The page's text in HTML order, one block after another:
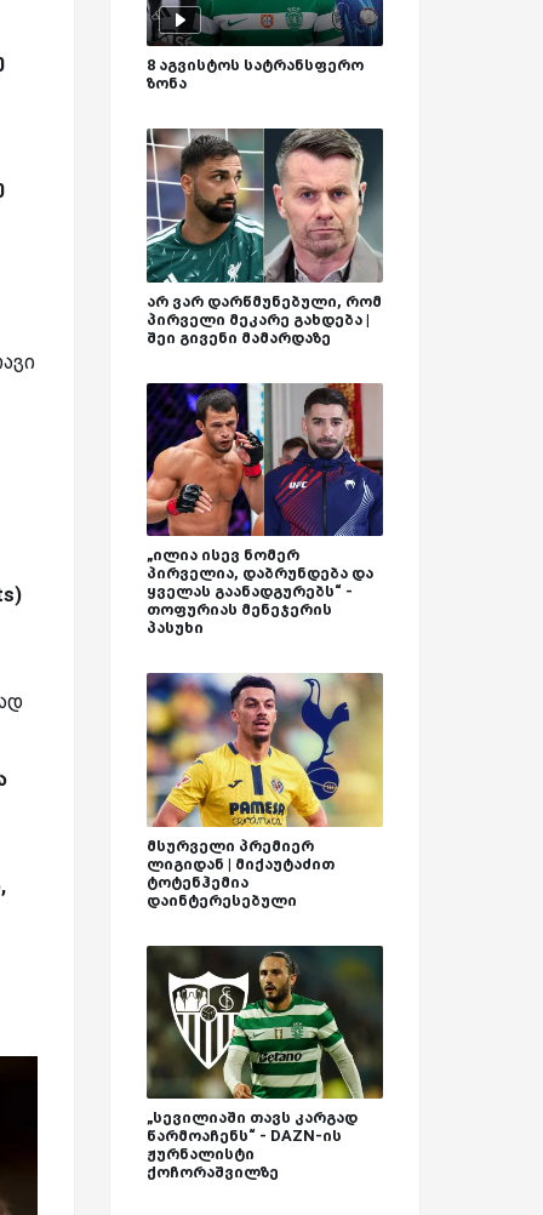
8 აგვისტოს სატრანსფერო
ზონა
არ ვარ დარწმუნებული, რომ
პირველი მეკარე გახდება |
შეი გივენი მამარდაზე
„ილია ისევ ნომერ
პირველია, დაბრუნდება და
ყველას გაანადგურებს“ -
თოფურიას მენეჯერის
პასუხი
მსურველი პრემიერ
ლიგიდან | მიქაუტაძით
ტოტენჰემია
დაინტერესებული
„სევილიაში თავს კარგად
წარმოაჩენს“ - DAZN-ის
ჟურნალისტი
ქოჩორაშვილზე